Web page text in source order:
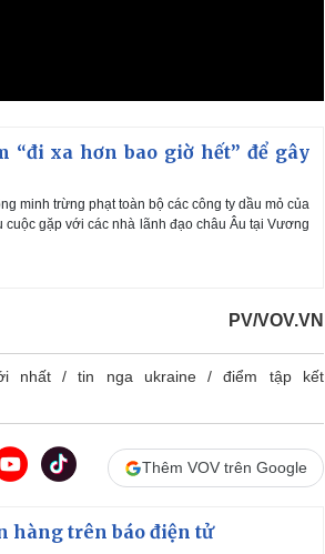
“đi xa hơn bao giờ hết” để gây
minh trừng phạt toàn bộ các công ty dầu mỏ của
gặp với các nhà lãnh đạo châu Âu tại Vương
PV/VOV.VN
nhất tin nga ukraine
điểm tập kết
Thêm VOV trên Google
hàng trên báo điện tử